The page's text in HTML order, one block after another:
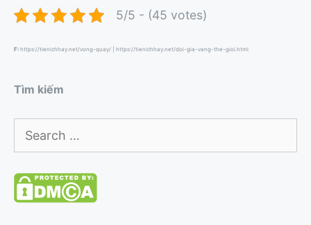
5/5 - (45 votes)
F: https://tienichhay.net/vong-quay/ https://tienichhay.net/doi-gia-vang-the-gioi.html
Tìm kiếm
for: